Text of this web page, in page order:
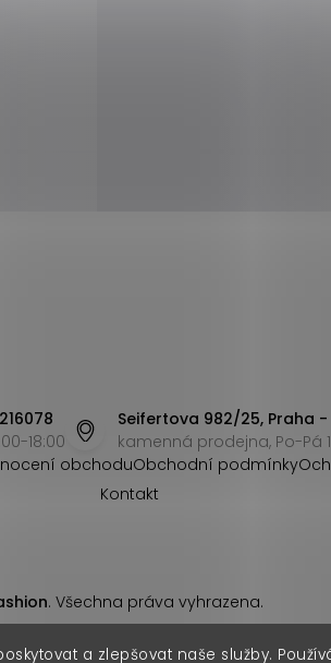
a zlepšovat naše služby.
18:00
Seifertova 982/25, Praha -
kamenná prodejna, Po-Pá
obchoduObchodní podmínky
Kontakt
. Všechna práva vyhrazena.